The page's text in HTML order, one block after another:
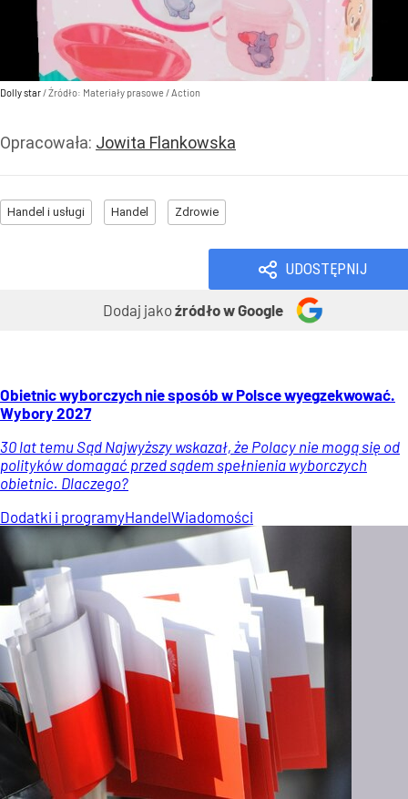
Dolly star/ Źródło: Materiały prasowe/Action
Opracowała: Jowita Flankowska
Handel i usługi Handel Zdrowie
UDOSTĘPNIJ
Dodaj jakoźródło w Google
Obietnic wyborczych nie sposób w Polsce wyegzekwować.
Wybory 2027
30 lat temu Sąd Najwyższy wskazał, że Polacy nie mogą się od
polityków domagać przed sądem spełnienia wyborczych
obietnic. Dlaczego?
Dodatki i programyHandelWiadomości